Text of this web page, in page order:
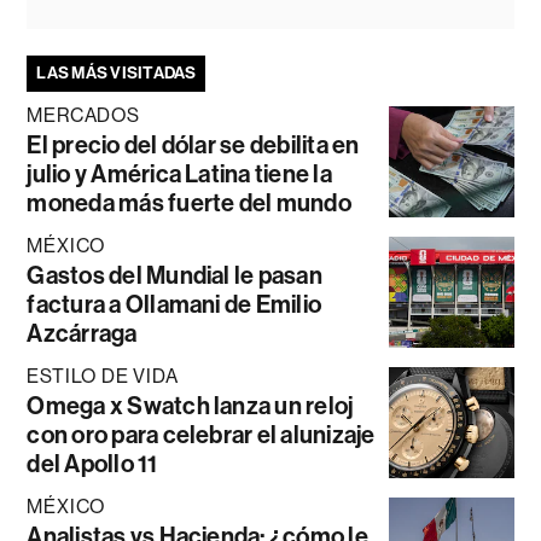
LAS MÁS VISITADAS
MERCADOS
El precio del dólar se debilita en
julio y América Latina tiene la
moneda más fuerte del mundo
MÉXICO
Gastos del Mundial le pasan
factura a Ollamani de Emilio
Azcárraga
ESTILO DE VIDA
Omega x Swatch lanza un reloj
con oro para celebrar el alunizaje
del Apollo 11
MÉXICO